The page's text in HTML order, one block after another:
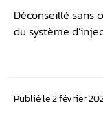
Déconseillé sans
du système
Publié le2 février